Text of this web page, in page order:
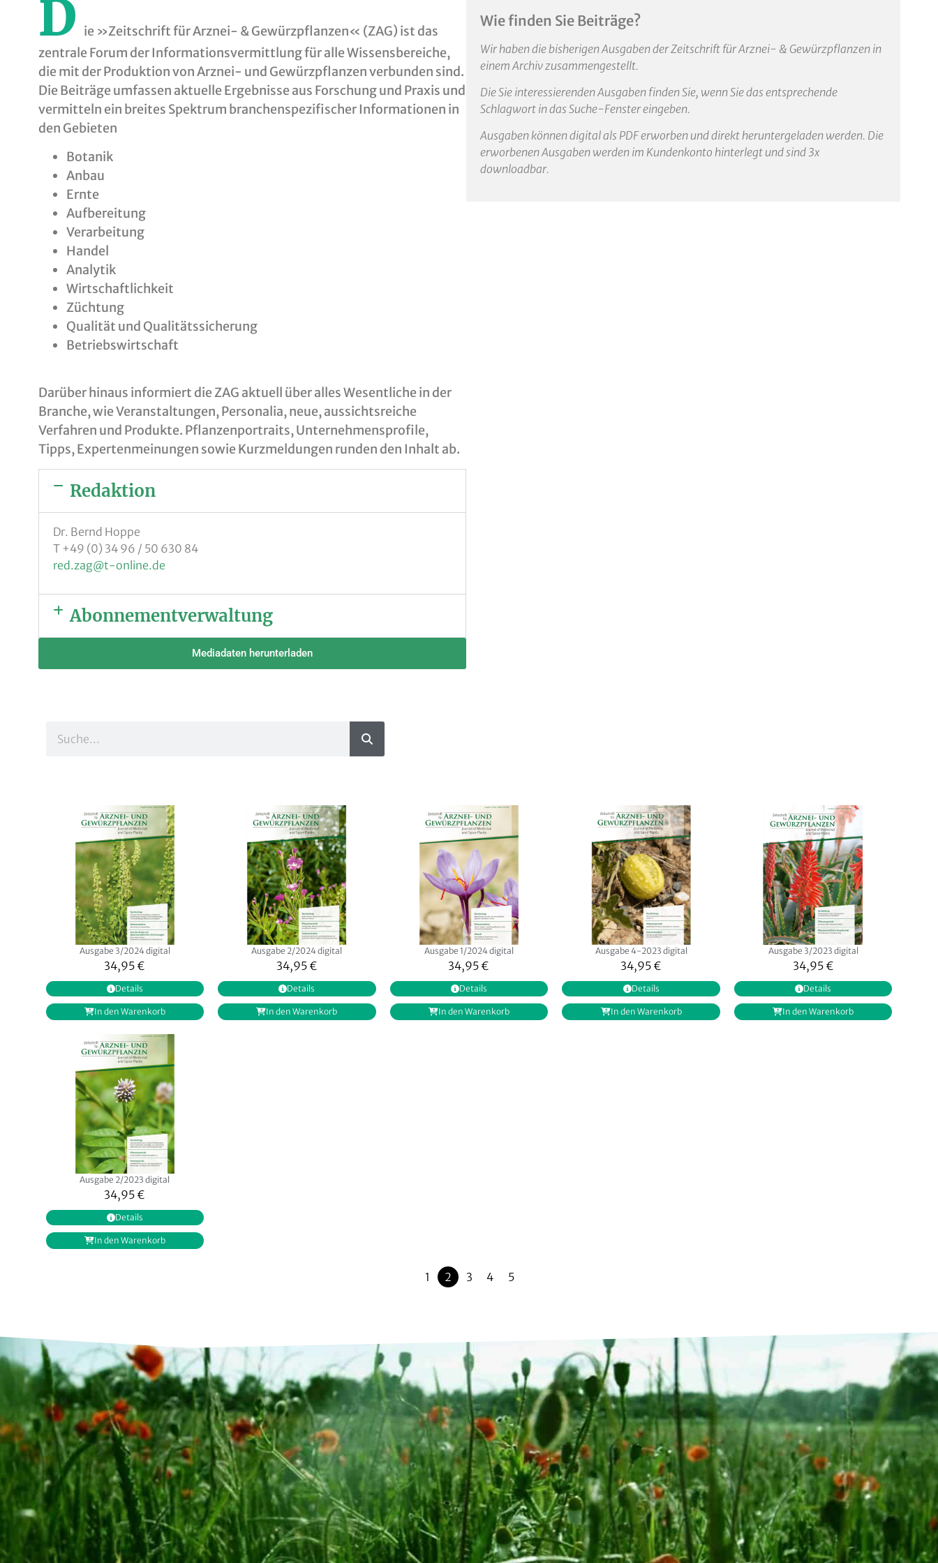
D ie »Zeitschrift für Arznei- & Gewürzpflanzen« (ZAG) ist das
zentrale Forum der Informationsvermittlung für alle Wissensbereiche,
die mit der Produktion von Arznei- und Gewürzpflanzen verbunden sind.
Die Beiträge umfassen aktuelle Ergebnisse aus Forschung und Praxis und
vermitteln ein breites Spektrum branchenspezifischer Informationen in
den Gebieten
Botanik
Anbau
Ernte
Aufbereitung
Verarbeitung
Handel
Analytik
Wirtschaftlichkeit
Züchtung
Qualität und Qualitätssicherung
Betriebswirtschaft
Darüber hinaus informiert die ZAG aktuell über alles Wesentliche in der
Branche, wie Veranstaltungen, Personalia, neue, aussichtsreiche
Verfahren und Produkte. Pflanzenportraits, Unternehmensprofile,
Tipps, Expertenmeinungen sowie Kurzmeldungen runden den Inhalt ab.
Redaktion
Dr. Bernd Hoppe
T +49 (0) 34 96 / 50 630 84
red.zag@t-online.de
Abonnementverwaltung
Mediadaten herunterladen
Wie finden Sie Beiträge?
Wir haben die bisherigen Ausgaben der Zeitschrift für Arznei- & Gewürzpflanzen in
einem Archiv zusammengestellt.
Die Sie interessierenden Ausgaben finden Sie, wenn Sie das entsprechende
Schlagwort in das Suche-Fenster eingeben.
Ausgaben können digital als PDF erworben und direkt heruntergeladen werden. Die
erworbenen Ausgaben werden im Kundenkonto hinterlegt und sind 3x
downloadbar.
Ausgabe 3/2024 digital
34,95 €
Details
In den Warenkorb
Ausgabe 2/2024 digital
34,95 €
Details
In den Warenkorb
Ausgabe 1/2024 digital
34,95 €
Details
In den Warenkorb
Ausgabe 4-2023 digital
34,95 €
Details
In den Warenkorb
Ausgabe 3/2023 digital
34,95 €
Details
In den Warenkorb
Ausgabe 2/2023 digital
34,95 €
Details
In den Warenkorb
1 2 3 4 5